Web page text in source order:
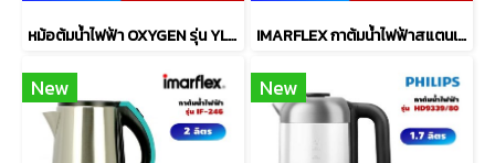
หม้อต้มน้ำไฟฟ้า OXYGEN รุ่น YL-25L 25ลิตร IMARFLEX กาต้มน้ำไฟฟ้าสแตนเลส รุ่น IF-283 ความจุ 2 ลิตร
New New